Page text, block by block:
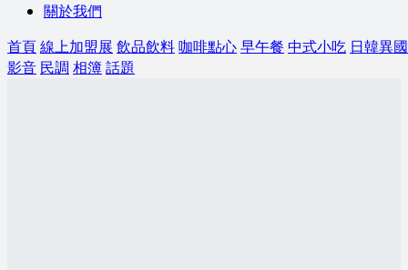
關於我們
首頁線上加盟展 飲品飲料咖啡點心早午餐 中式小吃 日韓異國
影音 民調 相簿話題